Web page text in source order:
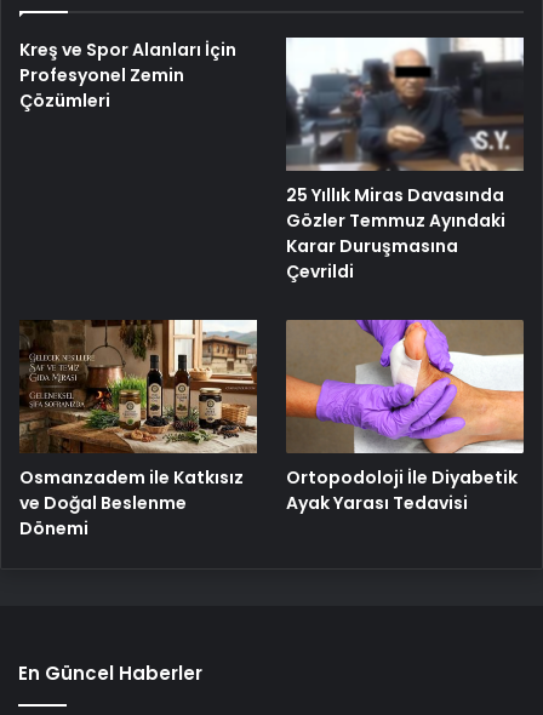
Kreş ve Spor Alanları İçin
Profesyonel Zemin
Çözümleri
25 Yıllık Miras Davasında
Gözler Temmuz Ayındaki
Karar Duruşmasına
Çevrildi
Osmanzadem ile Katkısız
ve Doğal Beslenme
Dönemi
Ortopodoloji İle Diyabetik
Ayak Yarası Tedavisi
En Güncel Haberler